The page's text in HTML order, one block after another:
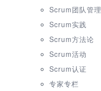
Scrum团队管理
Scrum实践
Scrum方法论
Scrum活动
Scrum认证
专家专栏